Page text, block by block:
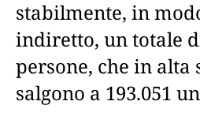
stabilmente, in
indiretto, un totale
persone, che in alta
salgono a 193.051